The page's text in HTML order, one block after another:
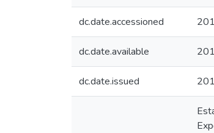
dc.date.accessioned
dc.date.available
dc.date.issued